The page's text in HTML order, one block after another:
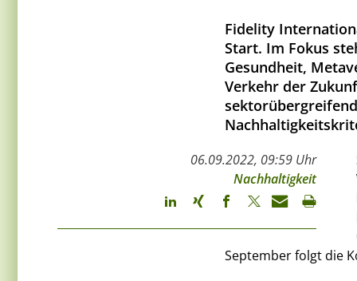
Fidelity
Start. Im Fokus
Gesundheit,
Verkehr der
06.09.2022, 09:59 Uhr
Nachhaltigkeit
September folgt die